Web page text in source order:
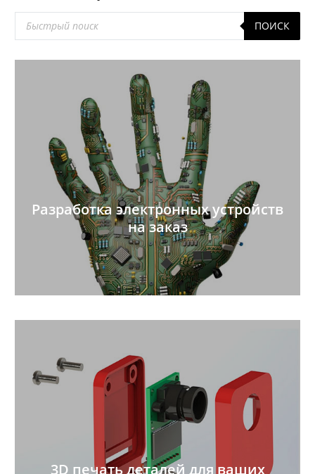
товаров
ПОИСК
Разработка электронных устройств
на заказ
3D печать деталей для ваших